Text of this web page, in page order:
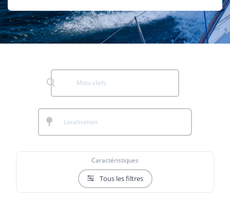
Caractéristiques
Tous les filtres